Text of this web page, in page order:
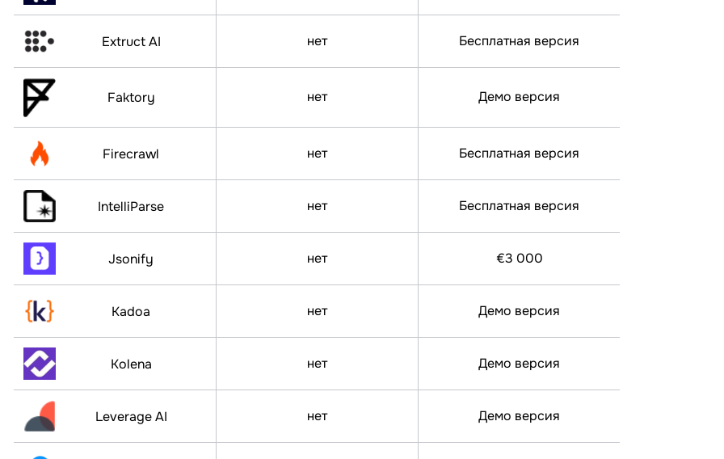
Extruct AI нет Бесплатная версия
Faktory нет Демо версия
Firecrawl нет Бесплатная версия
IntelliParse нет Бесплатная версия
Jsonify нет €3 000
Kadoa нет Демо версия
Kolena нет Демо версия
Leverage AI нет Демо версия